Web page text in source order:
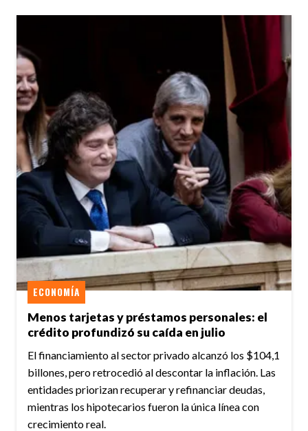
Menos tarjetas y préstamos personales: el
crédito profundizó su caída en julio
ECONOMÍA
El financiamiento al sector privado alcanzó los $104,1
billones, pero retrocedió al descontar la inflación. Las
entidades priorizan recuperar y refinanciar deudas,
mientras los hipotecarios fueron la única línea con
crecimiento real.